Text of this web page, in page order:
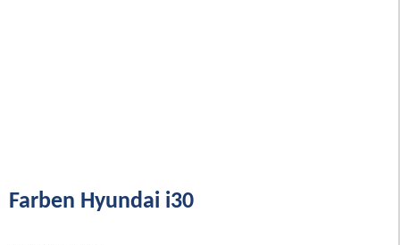
Farben Hyundai i30